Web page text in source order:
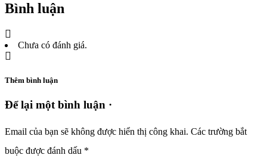
Bình luận
Chưa có đánh giá.
Thêm bình luận
Để lại một bình luận ·
Email của bạn sẽ không được hiển thị công khai. Các trường bắt
buộc được đánh dấu *